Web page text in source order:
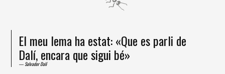
El meu lema ha estat: «Que es parli de
Dalí, encara que sigui bé»
Salvador Dalí